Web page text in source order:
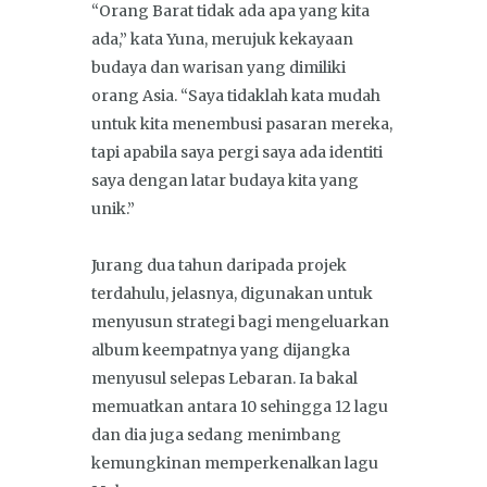
“Orang Barat tidak ada apa yang kita
ada,” kata Yuna, merujuk kekayaan
budaya dan warisan yang dimiliki
orang Asia. “Saya tidaklah kata mudah
untuk kita menembusi pasaran mereka,
tapi apabila saya pergi saya ada identiti
saya dengan latar budaya kita yang
unik.”
Jurang dua tahun daripada projek
terdahulu, jelasnya, digunakan untuk
menyusun strategi bagi mengeluarkan
album keempatnya yang dijangka
menyusul selepas Lebaran. Ia bakal
memuatkan antara 10 sehingga 12 lagu
dan dia juga sedang menimbang
kemungkinan memperkenalkan lagu